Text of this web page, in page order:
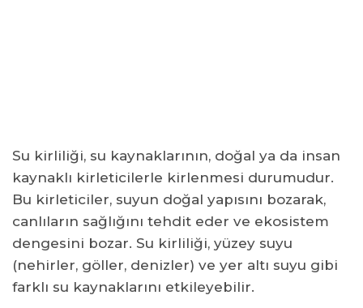
Su Kirliliği Zararları Nedir? Etkileri Hangi Alanlara Yansır?
Su kirliliği, su kaynaklarının, doğal ya da insan
kaynaklı kirleticilerle kirlenmesi durumudur.
Bu kirleticiler, suyun doğal yapısını bozarak,
canlıların sağlığını tehdit eder ve ekosistem
dengesini bozar. Su kirliliği, yüzey suyu
(nehirler, göller, denizler) ve yer altı suyu gibi
farklı su kaynaklarını etkileyebilir.